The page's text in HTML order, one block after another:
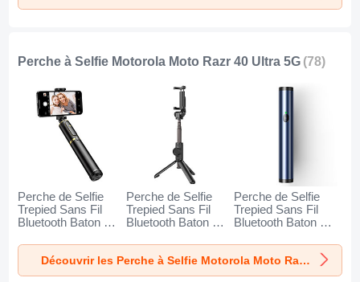
Perche à Selfie Motorola Moto Razr 40 Ultra 5G (78)
Perche de Selfie
Trepied Sans Fil
Bluetooth Baton de
Poche Universel
T34 pour Motorola
Moto Razr 40 Ultra
Perche de Selfie
Trepied Sans Fil
Bluetooth Baton de
Poche Universel
T32 pour Motorola
Moto Razr 40 Ultra
Perche de Selfie
Trepied Sans Fil
Bluetooth Baton de
Poche Universel
T31 pour Motorola
Moto Razr 40 Ultra
Découvrir les Perche à Selfie Motorola Moto Razr 40 Ultra 5G